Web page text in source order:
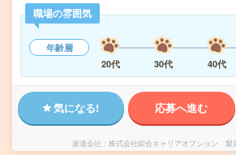
職場の雰囲気
年齢層
20代
30代 40代
気になる! 応募へ進む
派遣会社 株式会社綜合キャリアオプション 製